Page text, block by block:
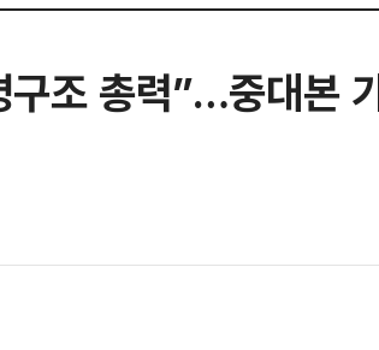
구조 총력”…중대본